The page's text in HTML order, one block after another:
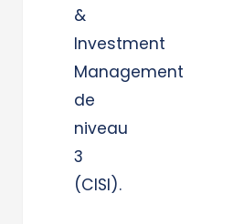
&
Investment
Management
de
niveau
3
(CISI).